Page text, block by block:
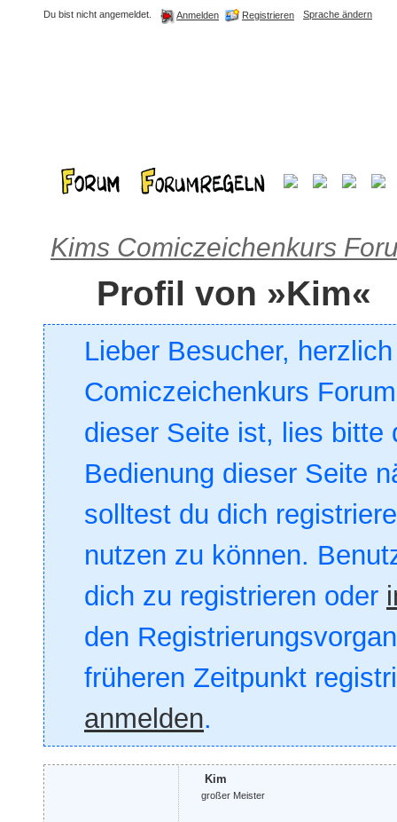
Du bist nicht angemeldet. Anmelden Registrieren Sprache ändern
Kims Comiczeichenkurs
Profil von »Kim«
Lieber Besucher,
Comiczeichenkurs
dieser Seite ist, lies bitte
Bedienung dieser Seite
solltest du dich
nutzen zu können.
dich zu registrieren oder
den
früheren Zeitpunkt
anmelden.
Kim
großer Meister